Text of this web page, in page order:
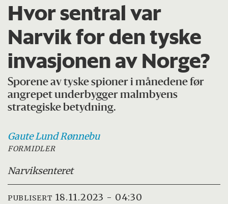
Hvor sentral var
Narvik for den tyske
invasjonen av Norge?
Sporene av tyske spioner i månedene før
angrepet underbygger malmbyens
strategiske betydning.
Gaute LundRønnebu
FORMIDLER
Narviksenteret
PUBLISERT 18.11.2023 - 04:30